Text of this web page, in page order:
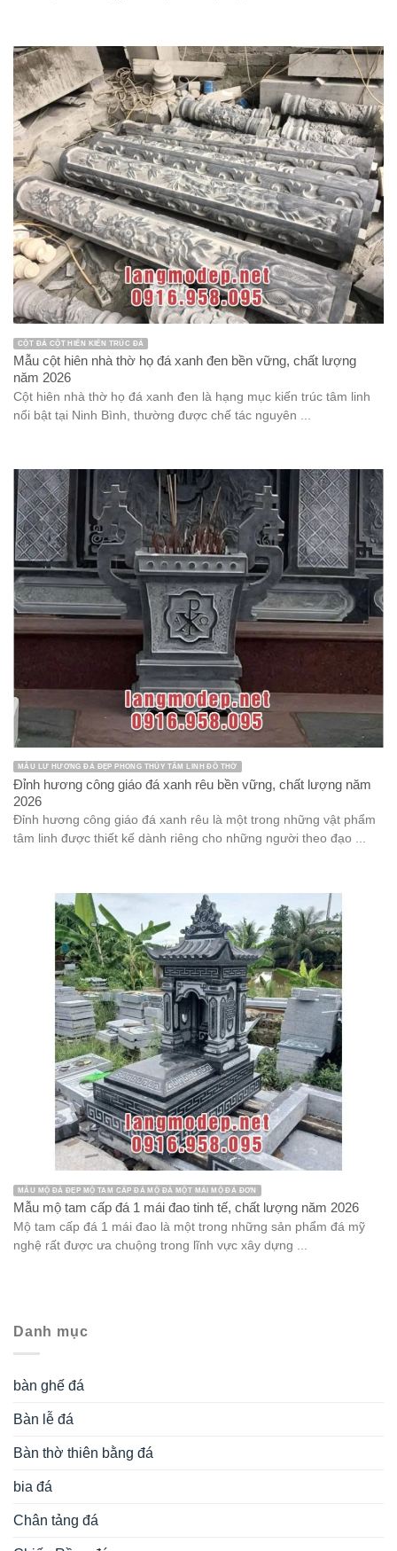
CỘT ĐÁ CỘT HIÊN KIẾN TRÚC ĐÁ
Mẫu cột hiên nhà thờ họ đá xanh đen bền vững, chất lượng
năm 2026
Cột hiên nhà thờ họ đá xanh đen là hạng mục kiến trúc tâm linh
nổi bật tại Ninh Bình, thường được chế tác nguyên ...
MẪU LƯ HƯƠNG ĐÁ ĐẸP PHONG THỦY TÂM LINH ĐỒ THỜ
Đỉnh hương công giáo đá xanh rêu bền vững, chất lượng năm
2026
Đỉnh hương công giáo đá xanh rêu là một trong những vật phẩm
tâm linh được thiết kế dành riêng cho những người theo đạo ...
MẪU MỘ ĐÁ ĐẸP MỘ TAM CẤP ĐÁ MỘ ĐÁ MỘT MÁI MỘ ĐÁ ĐƠN
Mẫu mộ tam cấp đá 1 mái đao tinh tế, chất lượng năm 2026
Mộ tam cấp đá 1 mái đao là một trong những sản phẩm đá mỹ
nghệ rất được ưa chuộng trong lĩnh vực xây dựng ...
Danh mục
bàn ghế đá
Bàn lễ đá
Bàn thờ thiên bằng đá
bia đá
Chân tảng đá